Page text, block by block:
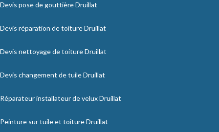
Devis pose de gouttière Druillat
Devis réparation de toiture Druillat
Devis nettoyage de toiture Druillat
Devis changement de tuile Druillat
Réparateur installateur de velux Druillat
Peinture sur tuile et toiture Druillat